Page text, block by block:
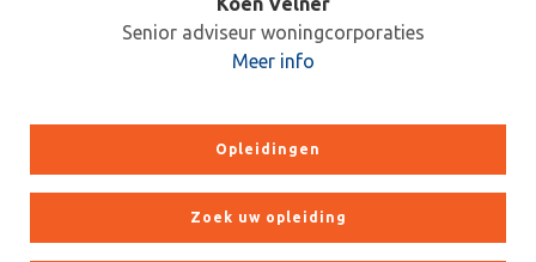
Senior adviseur woningcorporaties
Meer info
Opleidingen
Zoek uw opleiding